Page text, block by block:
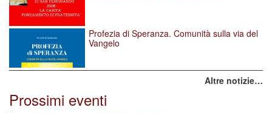
Profezia di Speranza. Comunità sulla via del
Vangelo
Altre notizie…
Prossimi eventi